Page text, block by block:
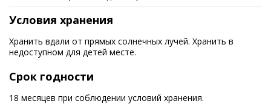
Условия хранения
Хранить вдали от прямых солнечных лучей. Хранить в
недоступном для детей месте.
Срок годности
18 месяцев при соблюдении условий хранения.